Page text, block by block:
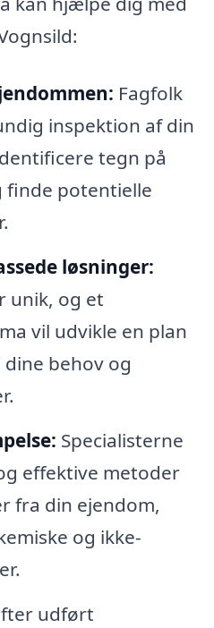
Fagfolk
inspektion af din
tegn på
potentielle
løsninger:
unik, og et
vil udvikle en plan
behov og
Specialisterne
effektive metoder
fra din ejendom,
og ikke-
udført